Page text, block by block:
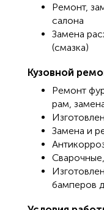
Ремонт,
салона
Замена
(смазка)
Кузовной
Ремонт
рам,
Замена и
бамперов